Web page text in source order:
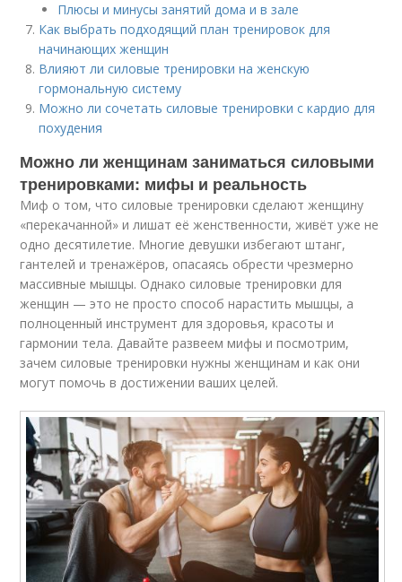
Плюсы и минусы занятий дома и в зале
Как выбрать подходящий план тренировок для
начинающих женщин
Влияют ли силовые тренировки на женскую
гормональную систему
Можно ли сочетать силовые тренировки с кардио для
похудения
Можно ли женщинам заниматься силовыми
тренировками: мифы и реальность
Миф о том, что силовые тренировки сделают женщину
«перекачанной» и лишат её женственности, живёт уже не
одно десятилетие. Многие девушки избегают штанг,
гантелей и тренажёров, опасаясь обрести чрезмерно
массивные мышцы. Однако силовые тренировки для
женщин — это не просто способ нарастить мышцы, а
полноценный инструмент для здоровья, красоты и
гармонии тела. Давайте развеем мифы и посмотрим,
зачем силовые тренировки нужны женщинам и как они
могут помочь в достижении ваших целей.